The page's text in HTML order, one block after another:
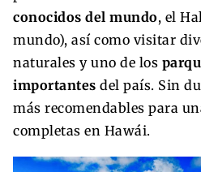
conocidos del mundo, el
mundo), así como visitar
naturales y uno de los
importantes del país. Sin
más recomendables para
completas en Hawái.